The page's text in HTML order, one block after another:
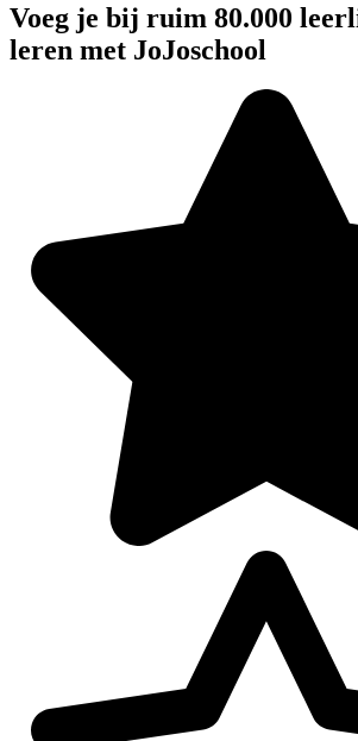
Voeg je bij ruim 80.000
leren met JoJoschool